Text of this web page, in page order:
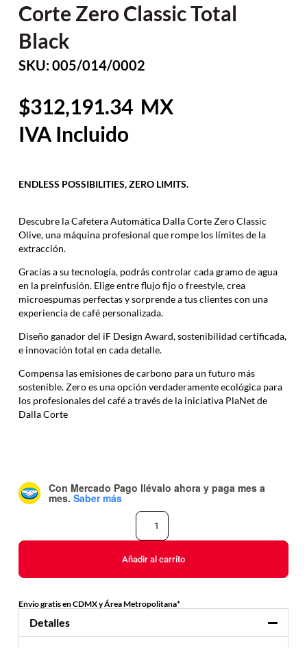
Corte Zero Classic Total
Black
SKU: 005/014/0002
312,191.34
ENDLESS POSSIBILITIES, ZERO LIMITS.
Descubre la Cafetera Automática Dalla Corte Zero Classic
Olive, una máquina profesional que rompe los límites de la
extracción.
Gracias a su tecnología, podrás controlar cada gramo de agua
en la preinfusión. Elige entre flujo fijo o freestyle, crea
microespumas perfectas y sorprende a tus clientes con una
experiencia de café personalizada.
Diseño ganador del iF Design Award, sostenibilidad certificada,
e innovación total en cada detalle.
Compensa las emisiones de carbono para un futuro más
sostenible. Zero es una opción verdaderamente ecológica para
los profesionales del café a través de la iniciativa PlaNet de
Dalla Corte
Con Mercado Pago llévalo ahora y paga mes a
mes. Saber más
Añadir al carrito
Envio gratis en CDMX y Área Metropolitana*
Detalles